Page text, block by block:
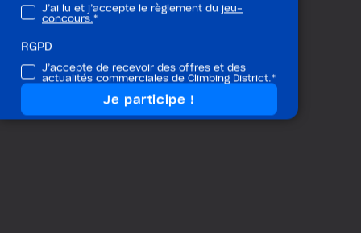
J’ai lu et j’accepte le règlement du jeu-
concours.*
RGPD
J’accepte de recevoir des offres et des
actualités commerciales de Climbing District.*